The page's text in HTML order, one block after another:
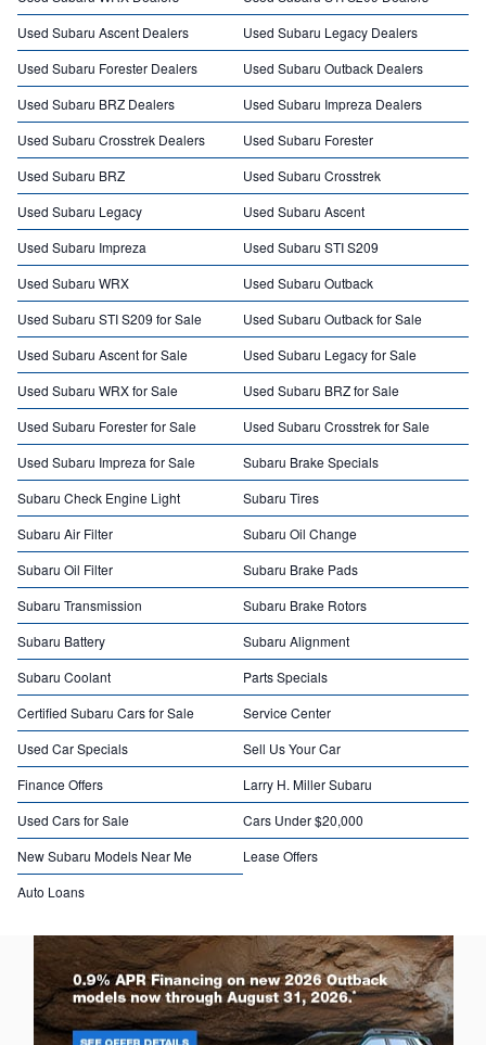
Used Subaru Ascent Dealers
Used Subaru Legacy Dealers
Used Subaru Forester Dealers
Used Subaru Outback Dealers
Used Subaru BRZ Dealers
Used Subaru Impreza Dealers
Used Subaru Crosstrek Dealers
Used Subaru Forester
Used Subaru BRZ
Used Subaru Crosstrek
Used Subaru Legacy
Used Subaru Ascent
Used Subaru Impreza
Used Subaru STI S209
Used Subaru WRX
Used Subaru Outback
Used Subaru STI S209 for Sale
Used Subaru Outback for Sale
Used Subaru Ascent for Sale
Used Subaru Legacy for Sale
Used Subaru WRX for Sale
Used Subaru BRZ for Sale
Used Subaru Forester for Sale
Used Subaru Crosstrek for Sale
Used Subaru Impreza for Sale
Subaru Brake Specials
Subaru Check Engine Light
Subaru Tires
Subaru Air Filter
Subaru Oil Change
Subaru Oil Filter
Subaru Brake Pads
Subaru Transmission
Subaru Brake Rotors
Subaru Battery
Subaru Alignment
Subaru Coolant
Parts Specials
Certified Subaru Cars for Sale
Service Center
Used Car Specials
Sell Us Your Car
Finance Offers
Larry H. Miller Subaru
Used Cars for Sale
Cars Under $20,000
New Subaru Models Near Me
Lease Offers
Auto Loans